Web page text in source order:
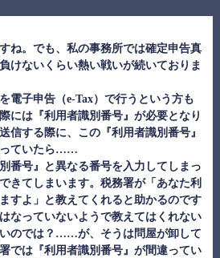
ね。でも、私の事務所では確定申告真
けないくらい熱い戦いが続いておりま
電子申告（e-Tax）で行うという方も
には『利用者識別番号』が必要となり
信する際に、この『利用者識別番号』
っていたら……
番号』と異なる番号を入力してしまっ
きてしまいます。税務署が「あなた利
すよ」と教えてくれると助かるのです
なっていないようで教えてはくれない
のでは？……が、そうは問屋が卸して
では『利用者識別番号』が間違ってい